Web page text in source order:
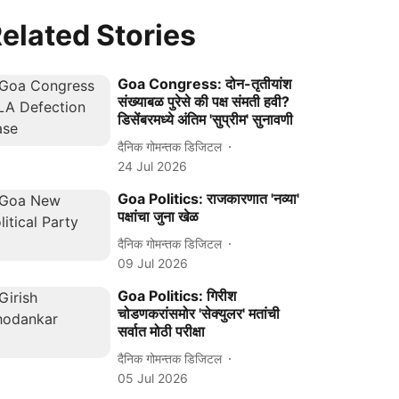
Stories
Goa Congress: दोन-तृतीयांश
संख्याबळ पुरेसे की पक्ष संमती हवी?
डिसेंबरमध्ये अंतिम 'सुप्रीम' सुनावणी
दैनिक गोमन्तक डिजिटल
24 Jul 2026
Goa Politics: राजकारणात 'नव्या'
पक्षांचा जुना खेळ
दैनिक गोमन्तक डिजिटल
09 Jul 2026
Goa Politics: गिरीश
चोडणकरांसमोर 'सेक्युलर' मतांची
सर्वात मोठी परीक्षा
दैनिक गोमन्तक डिजिटल
05 Jul 2026